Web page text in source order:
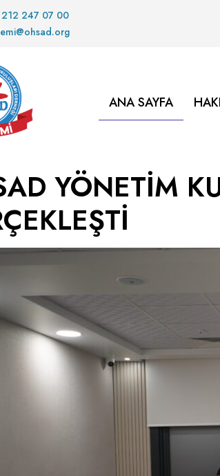
247 07 00
ANA SAYFA
YÖNETİM